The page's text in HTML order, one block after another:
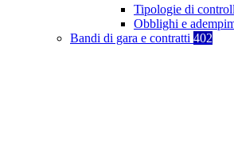
Tipologie di
Obblighi e
Bandi di gara e contratti 402